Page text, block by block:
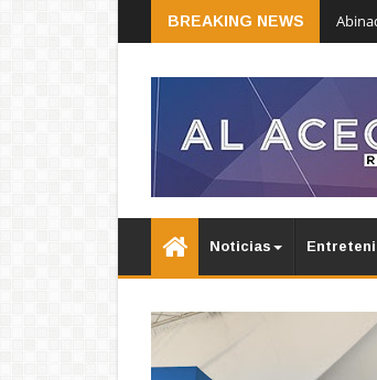
BREAKING NEWS
Noticias